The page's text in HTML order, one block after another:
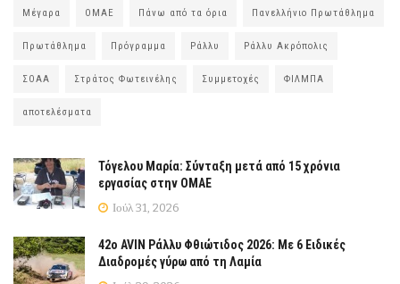
Μέγαρα ΟΜΑΕ Πάνω από τα όρια Πανελλήνιο Πρωτάθλημα
Πρωτάθλημα Πρόγραμμα Ράλλυ Ράλλυ Ακρόπολις
ΣΟΑΑ Στράτος Φωτεινέλης Συμμετοχές ΦΙΛΜΠΑ
αποτελέσματα
Τόγελου Μαρία: Σύνταξη μετά από 15 χρόνια
εργασίας στην ΟΜΑΕ
Ιούλ 31, 2026
42ο AVIN Ράλλυ Φθιώτιδος 2026: Με 6 Ειδικές
Διαδρομές γύρω από τη Λαμία